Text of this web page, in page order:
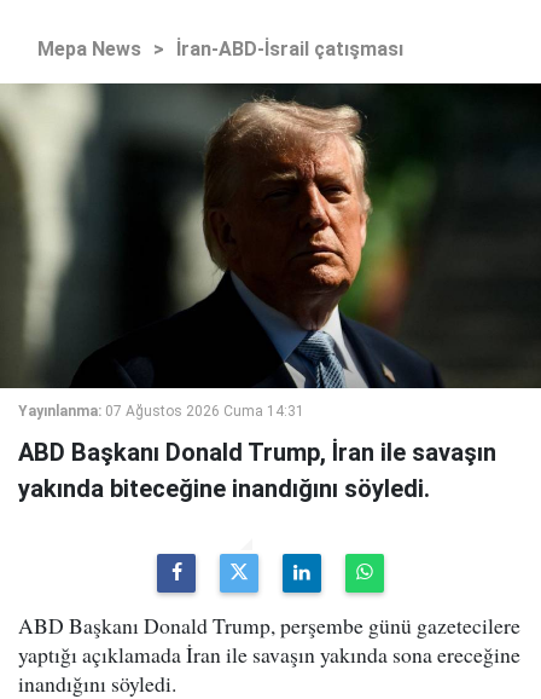
Mepa News > İran-ABD-İsrail çatışması
Yayınlanma: 07 Ağustos 2026 Cuma 14:31
ABD Başkanı Donald Trump, İran ile savaşın
yakında biteceğine inandığını söyledi.
ABD Başkanı Donald Trump, perşembe günü gazetecilere
yaptığı açıklamada İran ile savaşın yakında sona ereceğine
inandığını söyledi.